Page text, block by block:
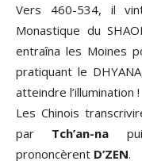
Vers 460-534, il
Monastique du
entraîna les Moines
pratiquant le
atteindre l’illumination !
Les Chinois
par Tch’an-na
prononcèrent D’ZEN.